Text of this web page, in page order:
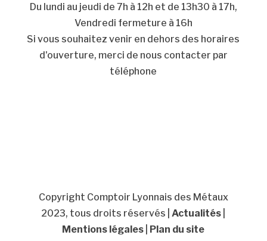
Du lundi au jeudi de 7h à 12h et de 13h30 à 17h,
Vendredi fermeture à 16h
Si vous souhaitez venir en dehors des horaires
d'ouverture, merci de nous contacter par
téléphone
Copyright Comptoir Lyonnais des Métaux
2023, tous droits réservés | Actualités
Mentions légales Plan du site